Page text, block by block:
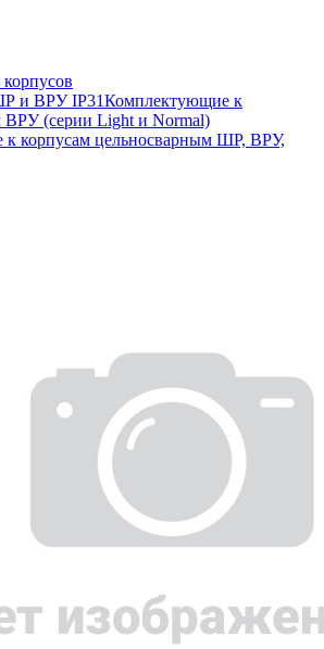
и ВРУ IP31Комплектующие к
ВРУ (серии Light и Normal)
корпусам цельносварным ШР, ВРУ,